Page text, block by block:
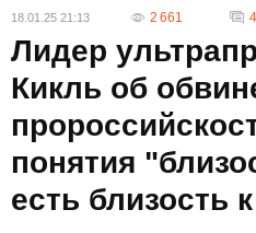
18.01.25 21:13 2 661
Лидер
Кикль об
понятия
есть близость